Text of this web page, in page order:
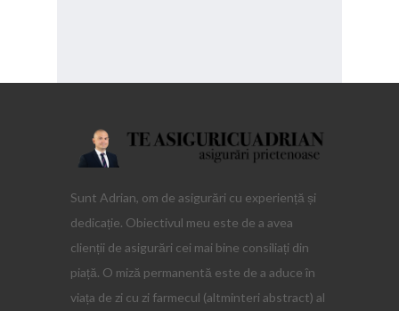
Sunt Adrian, om de asigurări cu experiență și
dedicație. Obiectivul meu este de a avea
clienții de asigurări cei mai bine consiliați din
piață. O miză permanentă este de a aduce în
viața de zi cu zi farmecul (altminteri abstract) al